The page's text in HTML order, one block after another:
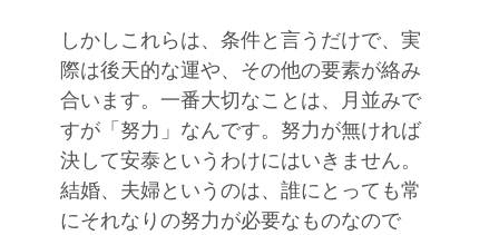
しかしこれらは、条件と言うだけで、実
際は後天的な運や、その他の要素が絡み
合います。一番大切なことは、月並みで
すが「努力」なんです。努力が無ければ
決して安泰というわけにはいきません。
結婚、夫婦というのは、誰にとっても常
にそれなりの努力が必要なものなので